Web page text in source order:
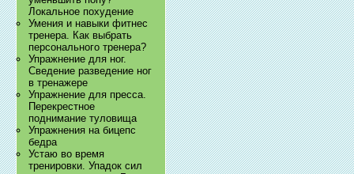
Локальное похудение
Умения и навыки фитнес
тренера. Как выбрать
персонального тренера?
Упражнение для ног.
Сведение разведение ног
в тренажере
Упражнение для пресса.
Перекрестное
поднимание туловища
Упражнения на бицепс
бедра
Устаю во время
тренировки. Упадок сил